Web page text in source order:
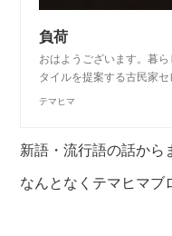
負荷
おはようございます。暮
タイルを提案する古民家
テマヒマ
新語・流行語の話から
なんとなくテマヒマブ